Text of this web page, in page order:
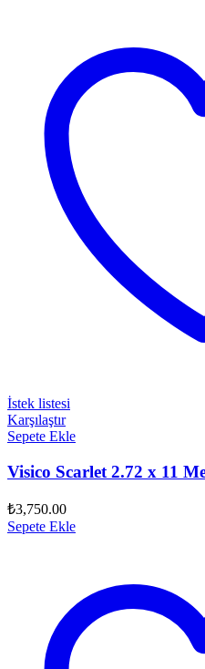
İstek listesi
Karşılaştır
Sepete Ekle
Visico Scarlet 2.72 x 11
₺3,750.00
Sepete Ekle